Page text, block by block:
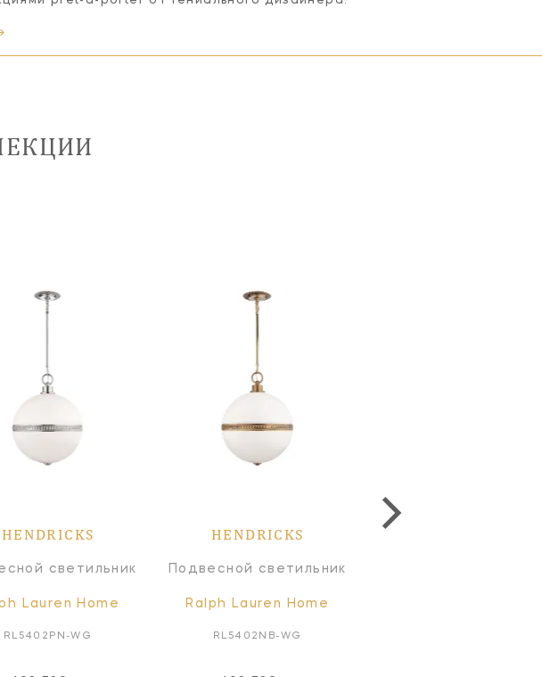
HENDRICKS
светильник
Lauren Home
RL5402PN-WG
HENDRICKS
Подвесной светильник
Ralph Lauren Home
RL5402NB-WG